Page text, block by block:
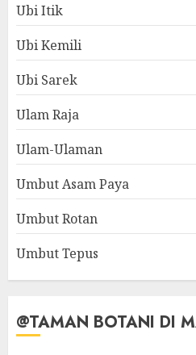
Ubi Itik
Ubi Kemili
Ubi Sarek
Ulam Raja
Ulam-Ulaman
Umbut Asam Paya
Umbut Rotan
Umbut Tepus
@TAMAN BOTANI DI